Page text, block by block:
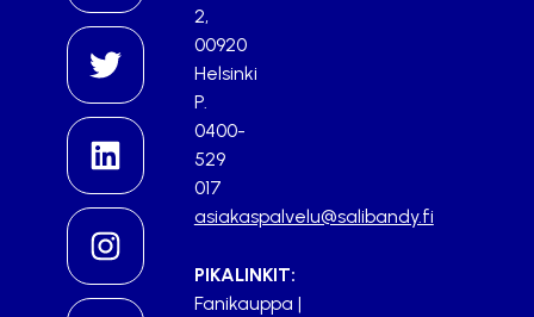
2,
00920
Helsinki
P.
0400-
529
017
asiakaspalvelu@salibandy.fi
PIKALINKIT:
Fanikauppa |